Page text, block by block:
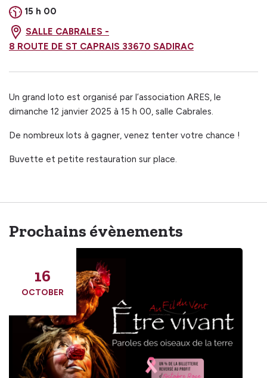
15 h 00
SALLE CABRALES -
8 ROUTE DE ST CAPRAIS 33670 SADIRAC
Un grand loto est organisé par l’association ARES, le
dimanche 12 janvier 2025 à 15 h 00, salle Cabrales.
De nombreux lots à gagner, venez tenter votre chance !
Buvette et petite restauration sur place.
Prochains évènements
16
OCTOBER